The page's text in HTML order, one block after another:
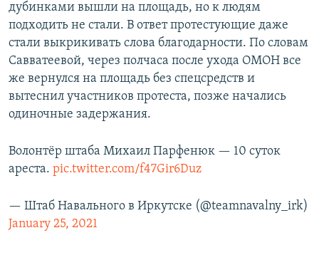
дубинками вышли на площадь, но к людям
подходить не стали. В ответ протестующие даже
стали выкрикивать слова благодарности. По словам
Савватеевой, через полчаса после ухода ОМОН все
же вернулся на площадь без спецсредств и
вытеснил участников протеста, позже начались
одиночные задержания.
Волонтёр штаба Михаил Парфенюк — 10 суток
ареста. pic.twitter.com/f47Gir6Duz
— Штаб Навального в Иркутске (@teamnavalny_irk)
January 25, 2021